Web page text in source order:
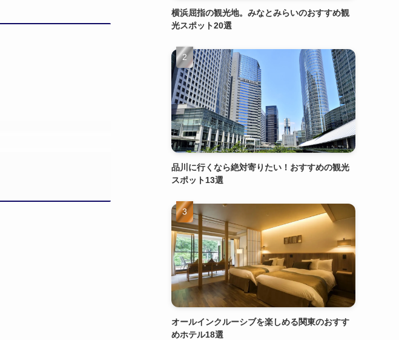
横浜屈指の観光地。みなとみらいのおすすめ観
光スポット20選
品川に行くなら絶対寄りたい！おすすめの観光
スポット13選
オールインクルーシブを楽しめる関東のおすす
めホテル18選